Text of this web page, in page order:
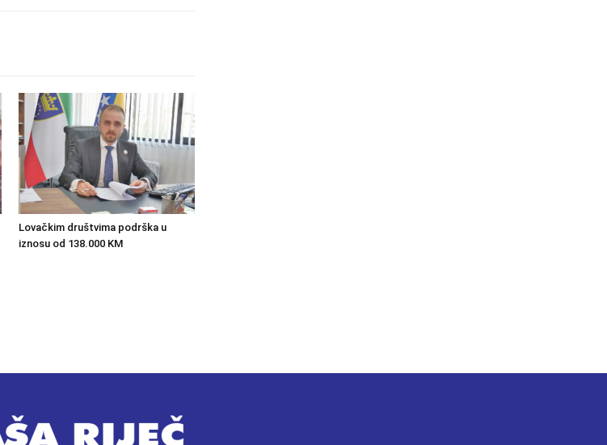
Lovačkim društvima podrška u
iznosu od 138.000 KM